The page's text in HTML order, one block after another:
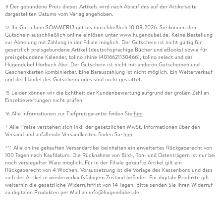
8 Der gebundene Preis dieses Artikels wird nach Ablauf des auf der Artikelseite
dargestellten Datums vom Verlag angehoben.
12 Ihr Gutschein SOMMER13 gilt bis einschließlich 10.08.2026. Sie können den
Gutschein ausschließlich online einlösen unter www.hugendubel.de. Keine Bestellung
zur Abholung mit Zahlung in der Filiale möglich. Der Gutschein ist nicht gültig für
gesetzlich preisgebundene Artikel (deutschsprachige Bücher und eBooks) sowie für
preisgebundene Kalender, tolino shine (4016621130466), tolino select und das
Hugendubel Hörbuch Abo. Der Gutschein ist nicht mit anderen Gutscheinen und
Geschenkkarten kombinierbar. Eine Barauszahlung ist nicht möglich. Ein Weiterverkauf
und der Handel des Gutscheincodes sind nicht gestattet.
15 Leider können wir die Echtheit der Kundenbewertung aufgrund der großen Zahl an
Einzelbewertungen nicht prüfen.
16 Alle Informationen zur Tiefpreisgarantie finden Sie hier
* Alle Preise verstehen sich inkl. der gesetzlichen MwSt. Informationen über den
Versand und anfallende Versandkosten finden Sie hier
*** Alle online gekauften Versandartikel beinhalten ein erweitertes Rückgaberecht von
100 Tagen nach Kaufdatum. Die Rücknahme von Bild-, Ton- und Datenträgern ist nur bei
noch versiegelter Ware möglich. Für in der Filiale gekaufte Artikel gilt ein
Rückgaberecht von 4 Wochen. Voraussetzung ist die Vorlage des Kassenbons und dass
sich der Artikel in wiederverkaufsfähigem Zustand befindet. Für digitale Produkte gilt
weiterhin die gesetzliche Widerrufsfrist von 14 Tagen. Bitte senden Sie Ihren Widerruf
zu digitalen Produkten per Mail an info@hugendubel.de.